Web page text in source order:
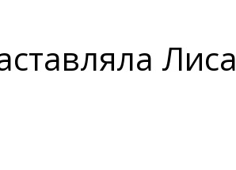
Лиса